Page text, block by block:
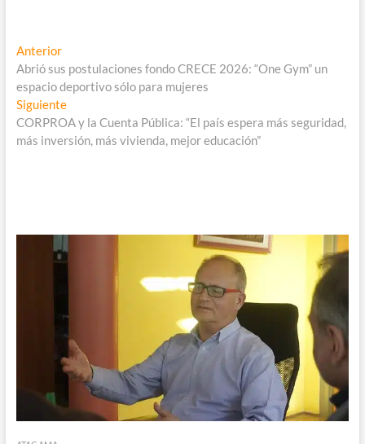
Navegación
de
entradas
AnteriorEntrada
anterior:
Abrió sus postulaciones fondo CRECE 2026: “One Gym” un
espacio deportivo sólo para mujeres
SiguienteEntrada
siguiente:
CORPROA y la Cuenta Pública: “El país espera más seguridad,
más inversión, más vivienda, mejor educación”